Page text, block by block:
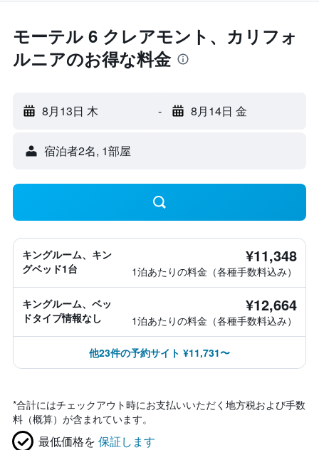
モーテル 6 クレアモント、カリフォ
ルニアのお得な料金
8月13日 木 - 8月14日 金
宿泊者2名, 1​部屋
キングルーム、キン
グベッド1台
¥11,348
1泊あたりの料金（各種手数料込み）
キングルーム、ベッ
ドタイプ情報なし
¥12,664
1泊あたりの料金（各種手数料込み）
他23件の予約サイト ¥11,731〜
*合計にはチェックアウト時にお支払いいただく地方税および手数
料（概算）が含まれています。
最低価格を 保証します